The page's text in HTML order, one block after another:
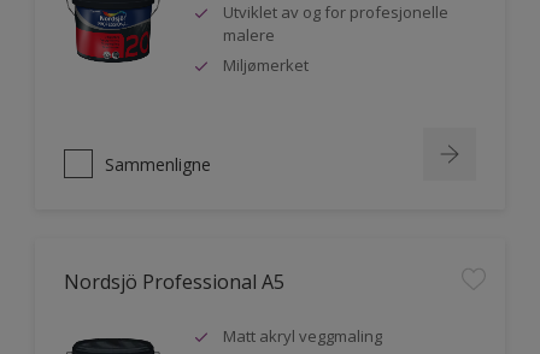
Utviklet av og for profesjonelle
malere
Miljømerket
Sammenligne
Nordsjö Professional A5
Matt akryl veggmaling